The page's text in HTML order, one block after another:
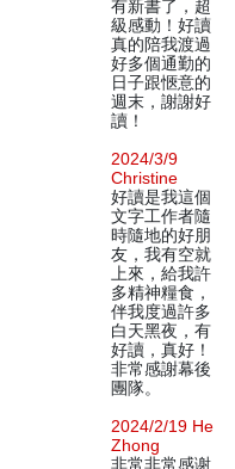
有新書了，超
級感動！好讀
真的陪我渡過
好多個通勤的
日子跟愜意的
週末，謝謝好
讀！
2024/3/9
Christine
好讀是我這個
文字工作者隨
時隨地的好朋
友，我有空就
上來，給我許
多精神糧食，
伴我度過許多
白天黑夜，有
好讀，真好！
非常感謝幕後
團隊。
2024/2/19 He
Zhong
非常非常感谢